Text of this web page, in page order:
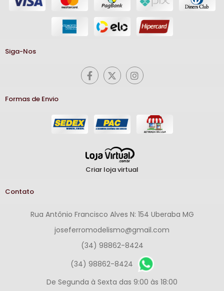
Siga-Nos
Formas de Envio
Criar loja virtual
Contato
Rua Antônio Francisco Alves N: 154 Uberaba MG
joseferromodelismo@gmail.com
(34) 98862-8424
(34) 98862-8424
De Segunda à Sexta das 9:00 às 18:00